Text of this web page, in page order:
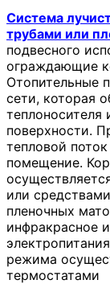
Система
трубами или
подвесного
ограждающие
Отопительные
сети, которая
теплоносителя
поверхности.
тепловой
помещение.
или
пленочных
инфракрасное
режима
термостатами